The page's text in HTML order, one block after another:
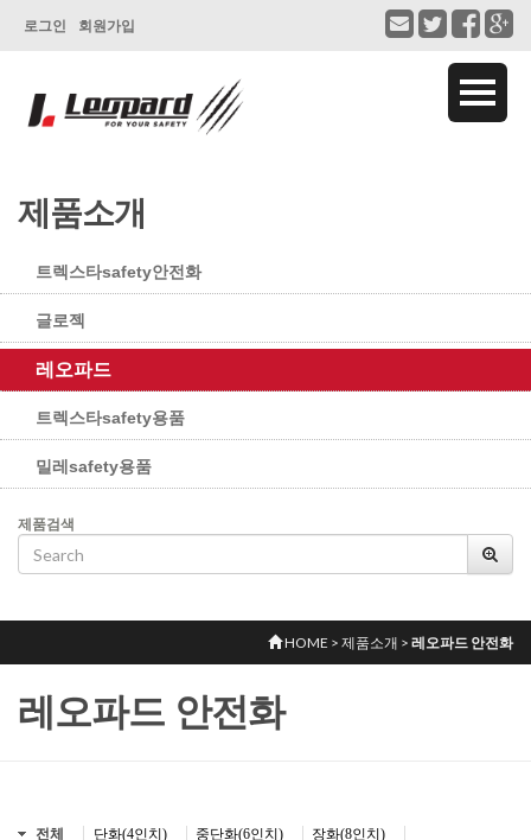
로그인 회원가입
제품소개
트렉스타safety안전화
글로젝
레오파드
트렉스타safety용품
밀레safety용품
제품검색
HOME > 제품소개 > 레오파드 안전화
레오파드 안전화
전체 단화(4인치) 중단화(6인치) 장화(8인치)